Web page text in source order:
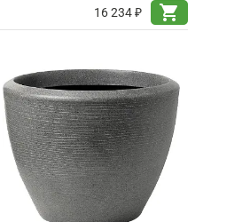
16 234 ₽
shopping_cart